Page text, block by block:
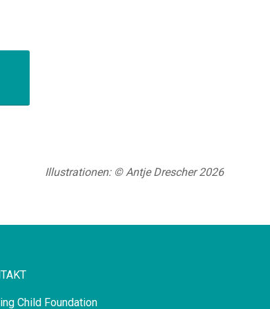
Illustrationen: © Antje Drescher 2026
Child Foundation